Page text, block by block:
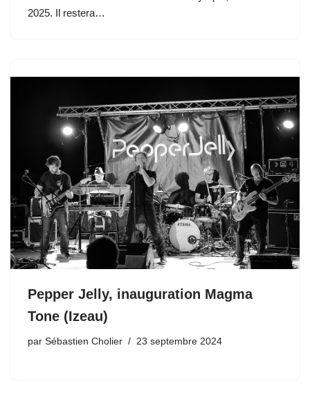
2025. Il restera…
Pepper Jelly, inauguration Magma
Tone (Izeau)
par Sébastien Cholier 23 septembre 2024